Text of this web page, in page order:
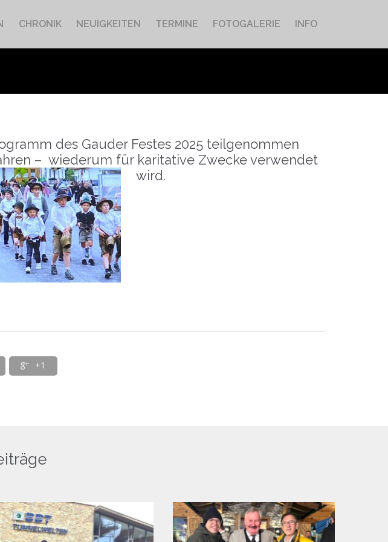
CHRONIK NEUIGKEITEN TERMINE FOTOGALERIE INFO
des Gauder Festes 2025 teilgenommen
– wiederum für karitative Zwecke verwendet
wird.
 +1